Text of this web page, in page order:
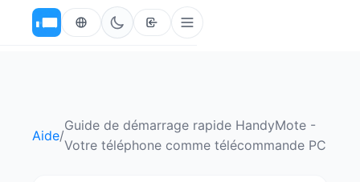
Aide/
Guide de démarrage rapide HandyMote -
Votre téléphone comme télécommande PC